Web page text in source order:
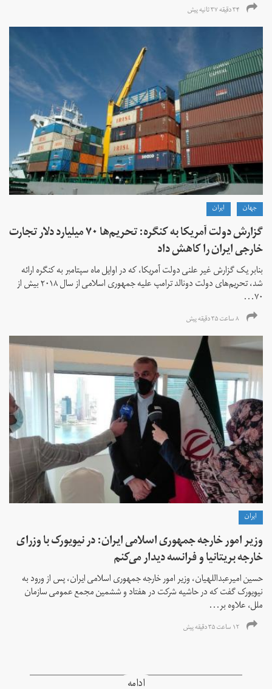
۳۴ دقیقه ۳۷ ثانیه پیش
جهان ايران
گزارش دولت آمریکا به کنگره: تحریم‌ها ۷۰ میلیارد دلار تجارت
خارجی ایران را کاهش داد
بنابر یک گزارش غیر علنی دولت آمریکا، که در اوایل ماه سپتامبر به کنگره ارائه
شد، تحریم‌های دولت دونالد ترامپ علیه جمهوری اسلامی از سال ۲۰۱۸ بیش از
۷۰...
۸ ساعت ۳۵ دقیقه پیش
ايران
وزیر امور خارجه جمهوری اسلامی ایران: در نیویورک با وزرای
خارجه بریتانیا و فرانسه دیدار می‌کنم
حسین امیرعبداللهیان، وزیر امور خارجه جمهوری اسلامی ایران، پس از ورود به
نیویورک گفت که در حاشیه شرکت در هفتاد و ششمین مجمع عمومی سازمان
ملل، علاوه بر...
۱۲ ساعت ۳۵ دقیقه پیش